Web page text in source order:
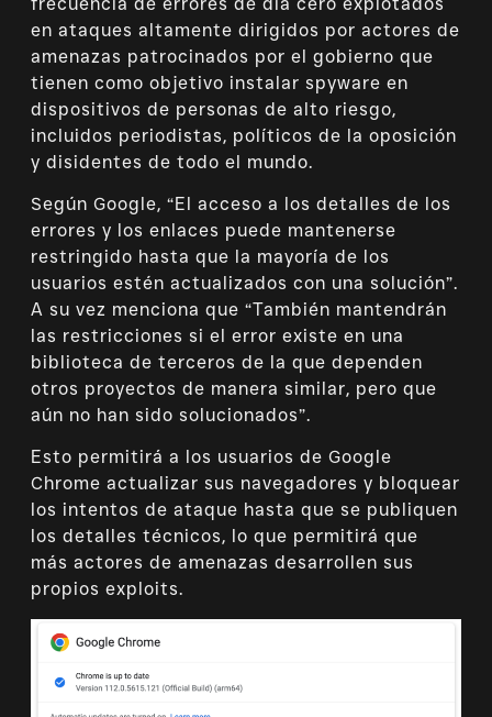
en ataques altamente dirigidos por actores de
amenazas patrocinados por el gobierno que
tienen como objetivo instalar spyware en
dispositivos de personas de alto riesgo,
incluidos periodistas, políticos de la oposición
y disidentes de todo el mundo.
Según Google, “El acceso a los detalles de los
errores y los enlaces puede mantenerse
restringido hasta que la mayoría de los
usuarios estén actualizados con una solución”.
A su vez menciona que “También mantendrán
las restricciones si el error existe en una
biblioteca de terceros de la que dependen
otros proyectos de manera similar, pero que
aún no han sido solucionados”.
Esto permitirá a los usuarios de Google
Chrome actualizar sus navegadores y bloquear
los intentos de ataque hasta que se publiquen
los detalles técnicos, lo que permitirá que
más actores de amenazas desarrollen sus
propios exploits.